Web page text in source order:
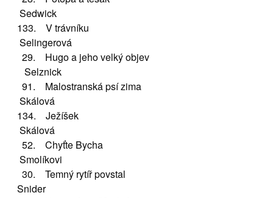
Sedwick
133. V trávníku
Selingerová
29. Hugo a jeho velký objev
Selznick
91. Malostranská psí zima
Skálová
134. Ježíšek
Skálová
52. Chyťte Bycha
Smolíkovi
30. Temný rytíř povstal
Snider